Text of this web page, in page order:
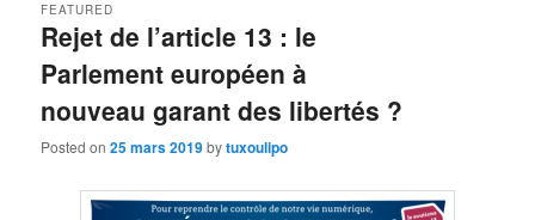
Rejet de l’article 13 : le
Parlement européen à
nouveau garant des libertés ?
FEATURED
Posted on25 mars 2019bytuxoulipo